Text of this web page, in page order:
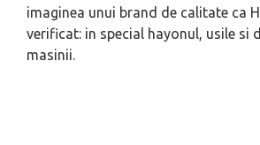
imaginea unui brand de calitate ca
verificat: in special hayonul, usile si
masinii.